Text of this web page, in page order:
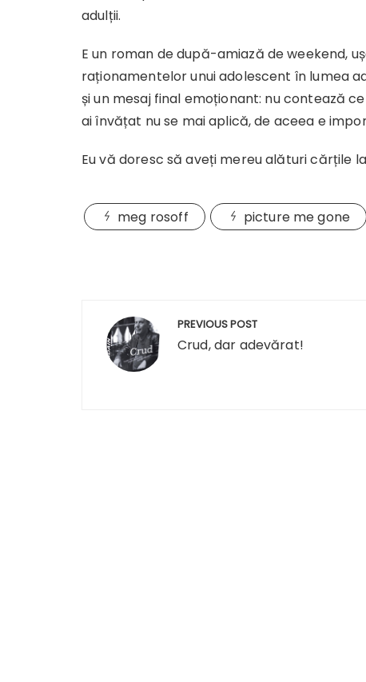
adulții.
E un roman de după-amiază de weekend,
raționamentelor unui adolescent în lumea
și un mesaj final emoționant: nu contează
ai învățat nu se mai aplică, de aceea e
Eu vă doresc să aveți mereu alături cărțile
meg rosoff picture me gone
Navigare
articole
PREVIOUS POST
Crud, dar adevărat!